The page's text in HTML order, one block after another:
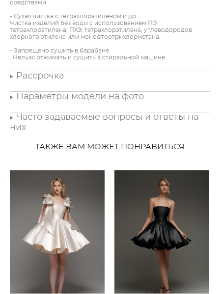
средствами.
- Сухая чистка с тетрахлорэтиленом и др.
Чистка изделий без воды с использованием ПЭ
тетрахлорэтилена, ПХЭ, тетрахлорэтилена, углеводородов
хлорного этилена или монофтортрихлорметана.
- Запрещено сушить в барабане
. Нельзя отжимать и сушить в стиральной машине.
Рассрочка
Параметры модели на фото
Часто задаваемые вопросы и ответы на
них
ТАКЖЕ ВАМ МОЖЕТ ПОНРАВИТЬСЯ